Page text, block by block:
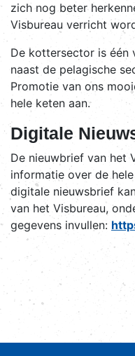
zich nog beter
Visbureau verricht
De kottersector is één
naast de pelagische
Promotie van ons
hele keten aan.
Digitale
De nieuwbrief van het
informatie over de
digitale nieuwsbrief
van het Visbureau,
gegevens invullen: